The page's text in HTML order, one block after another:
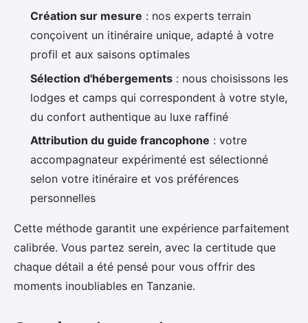
Création sur mesure : nos experts terrain
conçoivent un itinéraire unique, adapté à votre
profil et aux saisons optimales
Sélection d'hébergements : nous choisissons les
lodges et camps qui correspondent à votre style,
du confort authentique au luxe raffiné
Attribution du guide francophone : votre
accompagnateur expérimenté est sélectionné
selon votre itinéraire et vos préférences
personnelles
Cette méthode garantit une expérience parfaitement
calibrée. Vous partez serein, avec la certitude que
chaque détail a été pensé pour vous offrir des
moments inoubliables en Tanzanie.